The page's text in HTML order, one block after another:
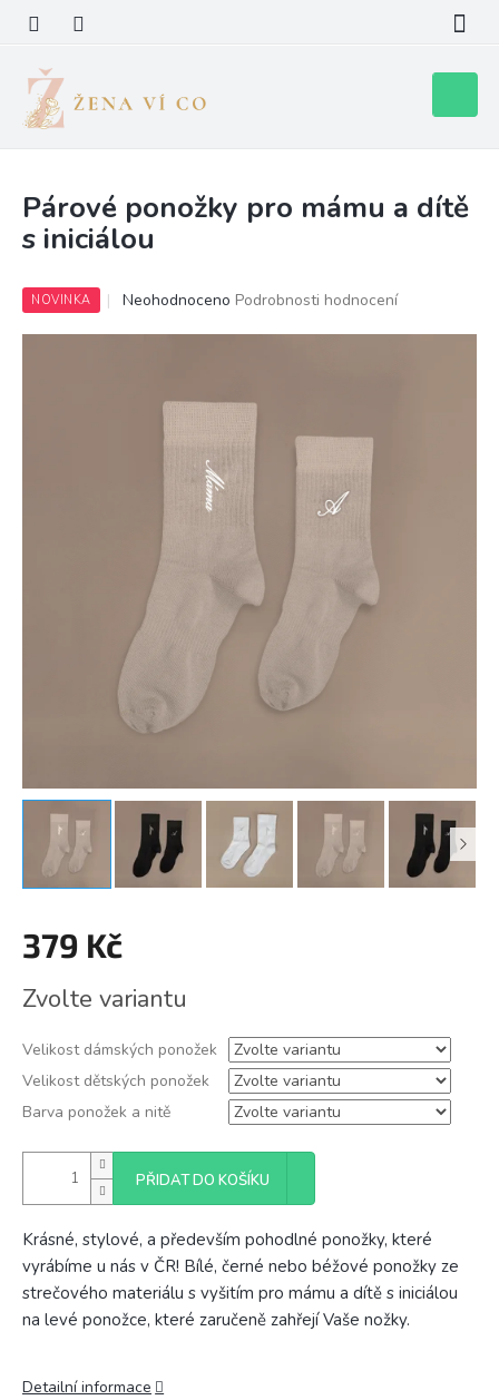
obsah
košík
Párové ponožky pro mámu a dítě
s iniciálou
NOVINKA
Průměrné
produktu
hvězdiček.
Neohodnoceno Podrobnosti hodnocení
379 Kč
cena:
Zvolte variantu
Velikost dámských ponožek
Velikost dětských ponožek
Barva ponožek a nitě
PŘIDAT DO KOŠÍKU
Krásné, stylové, a především pohodlné ponožky, které
vyrábíme u nás v ČR! Bílé, černé nebo béžové ponožky ze
strečového materiálu s vyšitím pro mámu a dítě s iniciálou
na levé ponožce, které zaručeně zahřejí Vaše nožky.
Detailní informace